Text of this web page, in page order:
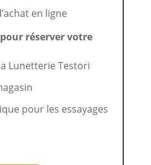
en ligne
réserver votre
Lunetterie Testori
pour les essayages